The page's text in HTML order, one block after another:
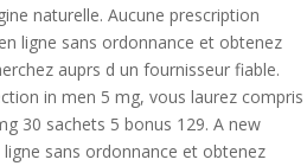
naturelle. Aucune prescription
ligne sans ordonnance et obtenez
auprs d un fournisseur fiable.
in men 5 mg, vous laurez compris
30 sachets 5 bonus 129. A new
sans ordonnance et obtenez